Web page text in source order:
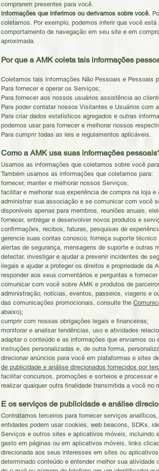
comprarem presentes para você.
Informações que inferimos ou derivamos sobre você.
coletamos. Por exemplo, podemos inferir que você
comportamento de navegação em seu site e em
aproximada.
Por que a AMK coleta tais informações
Coletamos tais Informações Não Pessoais e Pessoais
Para fornecer e operar os Serviços;
Para fornecer aos nossos usuários assistência ao
Para poder contatar nossos Visitantes e Usuários com
Para criar dados estatísticos agregados e outras
podemos usar para fornecer e melhorar nossos
Para cumprir todas as leis e regulamentos aplicáveis.
Como a AMK usa suas informações
Usamos as informações que coletamos sobre você
Também usamos as informações que coletamos para:
fornecer, manter e melhorar nossos Serviços;
facilitar e melhorar sua experiência de compra na loja e
administrar sua associação e se comunicar com você
disponíveis apenas para membros, reuniões anuais,
fornecer, entregar e desenvolver novos produtos e
confirmações, recibos, faturas, pesquisas de
gerencie suas contas conosco, forneça suporte
alertas de segurança, mensagens de suporte e outras
detectar, investigar e ajudar a prevenir incidentes de
ilegais e ajudar a proteger os direitos e propriedade da
responder aos seus comentários e perguntas e
comunicar com você sobre AMK e produtos de
administração, notícias, eventos, passeios, viagens e
das comunicações promocionais, consulte the
abaixo);
cumprir com nossas obrigações legais e financeiras;
monitorar e analisar tendências, uso e atividades
adaptar o conteúdo e as informações que enviamos
instruções personalizadas e, de outra forma,
direcionar anúncios para você em plataformas e sites
de publicidade e análise direcionados fornecidos por
facilitar concursos, promoções e sorteios e processar
realizar qualquer outra finalidade transmitida a você
E os serviços de publicidade e análise
Contratamos terceiros para fornecer serviços
entidades podem usar cookies, web beacons, SDKs,
Serviços e outros sites e aplicativos móveis, incluindo
gasto em páginas ou em aplicativos móveis, links
direcionada aos seus interesses em sites ou
determinado conteúdo e entender melhor sua